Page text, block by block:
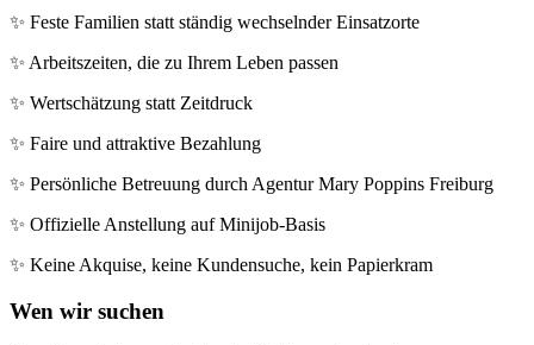
✨ Feste Familien statt ständig wechselnder Einsatzorte
✨ Arbeitszeiten, die zu Ihrem Leben passen
✨ Wertschätzung statt Zeitdruck
✨ Faire und attraktive Bezahlung
✨ Persönliche Betreuung durch Agentur Mary Poppins Freiburg
✨ Offizielle Anstellung auf Minijob-Basis
✨ Keine Akquise, keine Kundensuche, kein Papierkram
Wen wir suchen